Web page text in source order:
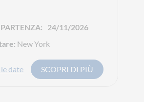
24/11/2026
New York
date SCOPRI DI PIÙ